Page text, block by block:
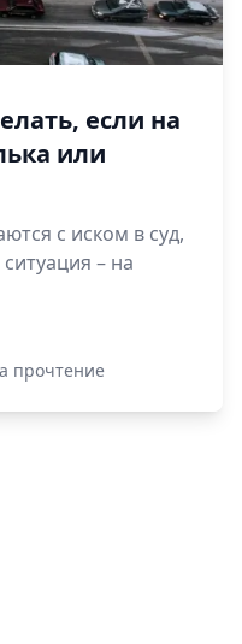
если на
или
с иском в суд,
– на
прочтение